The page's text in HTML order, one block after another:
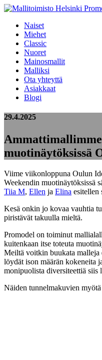
Naiset
Miehet
Classic
Nuoret
Mainosmallit
Malliksi
Ota yhteyttä
Asiakkaat
Blogi
29.4.2025
muotinäytöksissä
Viime viikonloppuna Oulun
Weekendin muotinäytöksissä
Tiia M, Ellen ja Elina esitellen
Kesä onkin jo kovaa vauhtia
piristävät takuulla mieltä.
Promodel on toiminut
kuitenkaan itse toteuta
Meiltä voitkin buukata
löydät ison määrän kokeneita
monipuolista diversiteettiä siis
Näiden tunnelmakuvien